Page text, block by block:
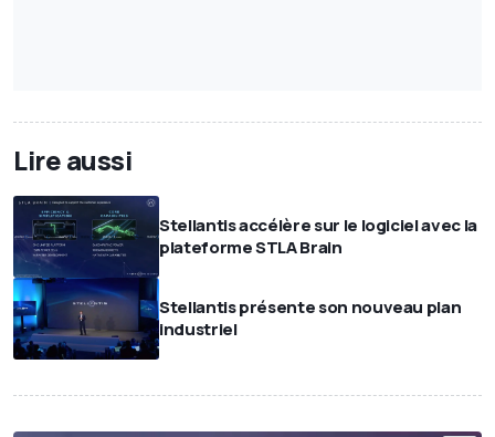
Lire aussi
Stellantis accélère sur le logiciel avec la
plateforme STLA Brain
Stellantis présente son nouveau plan
industriel